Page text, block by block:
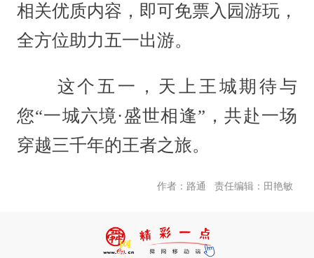
相关优质内容，即可免票入园游玩，
全方位助力五一出游。
这个五一，天上王城期待与
您“一城六境·盛世相逢”，共赴一场
穿越三千年的王者之旅。
作者：路通 责任编辑：田艳敏